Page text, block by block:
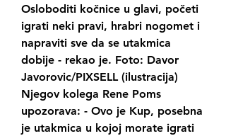
Osloboditi kočnice u glavi, početi
igrati neki pravi, hrabri nogomet i
napraviti sve da se utakmica
dobije - rekao je. Foto: Davor
Javorovic/PIXSELL (ilustracija)
Njegov kolega Rene Poms
upozorava: - Ovo je Kup, posebna
je utakmica u kojoj morate igrati